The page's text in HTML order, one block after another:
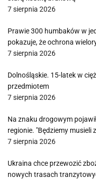
7 sierpnia 2026
Prawie 300 humbaków w
pokazuje, że ochrona
7 sierpnia 2026
Dolnośląskie. 15-latek w
przedmiotem
7 sierpnia 2026
Na znaku drogowym
regionie. "Będziemy musieli
7 sierpnia 2026
Ukraina chce przewozić
nowych trasach